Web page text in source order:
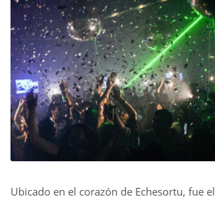
Ubicado en el corazón de Echesortu, fue